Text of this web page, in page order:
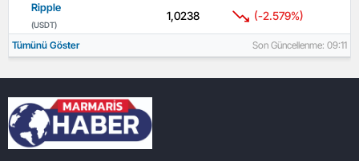
Ripple
(USDT)
1,0238 (-2.579%)
Tümünü Göster Son Güncellenme: 09:11